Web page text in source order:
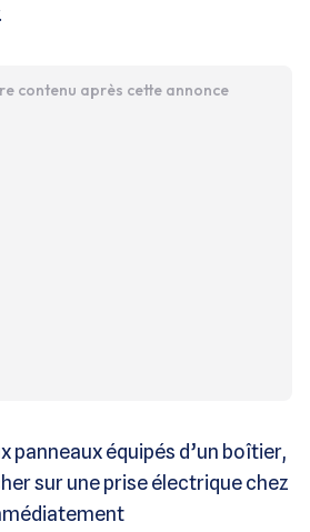
contenu après cette annonce
panneaux équipés d’un boîtier,
sur une prise électrique chez